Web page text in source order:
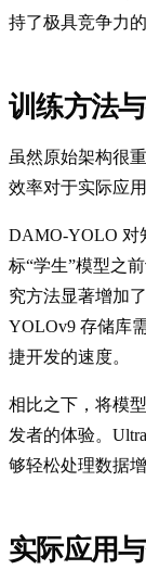
持了极具竞争力
训练方法
虽然原始架构很
效率对于实际应
DAMO-YOLO 对
标“学生”模型之
究方法显著增加
YOLOv9 存储库
捷开发的速度。
相比之下，将模
发者的体验。
够轻松处理数据
实际应用